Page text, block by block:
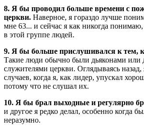
8. Я бы проводил больше времени с
церкви. Наверное, я гораздо лучше
мне 63... и сейчас я как никогда
в этой группе людей.
9. Я бы больше прислушивался к тем,
Такие люди обычно были дьяконами или
служителями церкви. Оглядываясь
случаев, когда я, как лидер, упускал
потому что не слушал их.
10. Я бы брал выходные и регулярно
и другое я редко делал, особенно когда
неразумно.